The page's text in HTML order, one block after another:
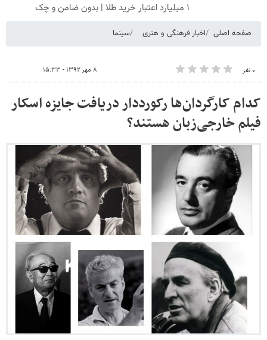
۱ میلیارد اعتبار خرید طلا | بدون ضامن و چک
صفحه اصلی اخبار فرهنگی و هنری سینما
۰ نفر ۸ مهر ۱۳۹۲ - ۱۵:۳۳
کدام کارگردان‌ها رکورددار دریافت جایزه اسکار
فیلم خارجی‌زبان هستند؟